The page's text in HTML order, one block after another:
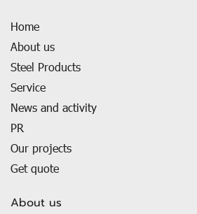
Home
About us
Steel Products
Service
News and activity
PR
Our projects
Get quote
About us